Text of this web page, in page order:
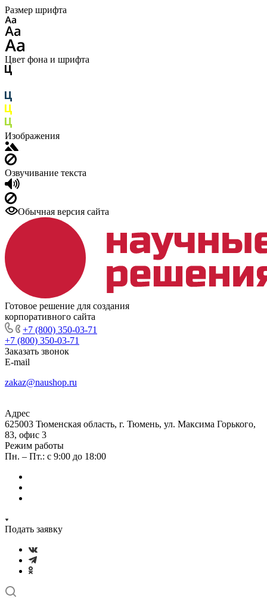
Размер шрифта
Цвет фона и шрифта
Изображения
Озвучивание текста
Обычная версия сайта
Готовое решение для создания
корпоративного сайта
+7 (800) 350-03-71
+7 (800) 350-03-71
Заказать звонок
E-mail
zakaz@naushop.ru
Адрес
625003 Тюменская область, г. Тюмень, ул. Максима Горького,
83, офис 3
Режим работы
Пн. – Пт.: с 9:00 до 18:00
Подать заявку